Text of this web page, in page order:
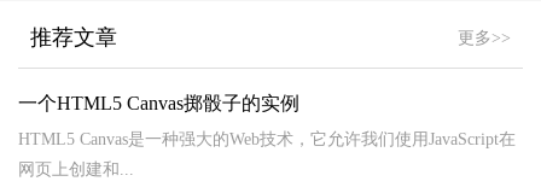
推荐文章 更多>>
一个HTML5 Canvas掷骰子的实例
HTML5 Canvas是一种强大的Web技术，它允许我们使用JavaScript在
网页上创建和...